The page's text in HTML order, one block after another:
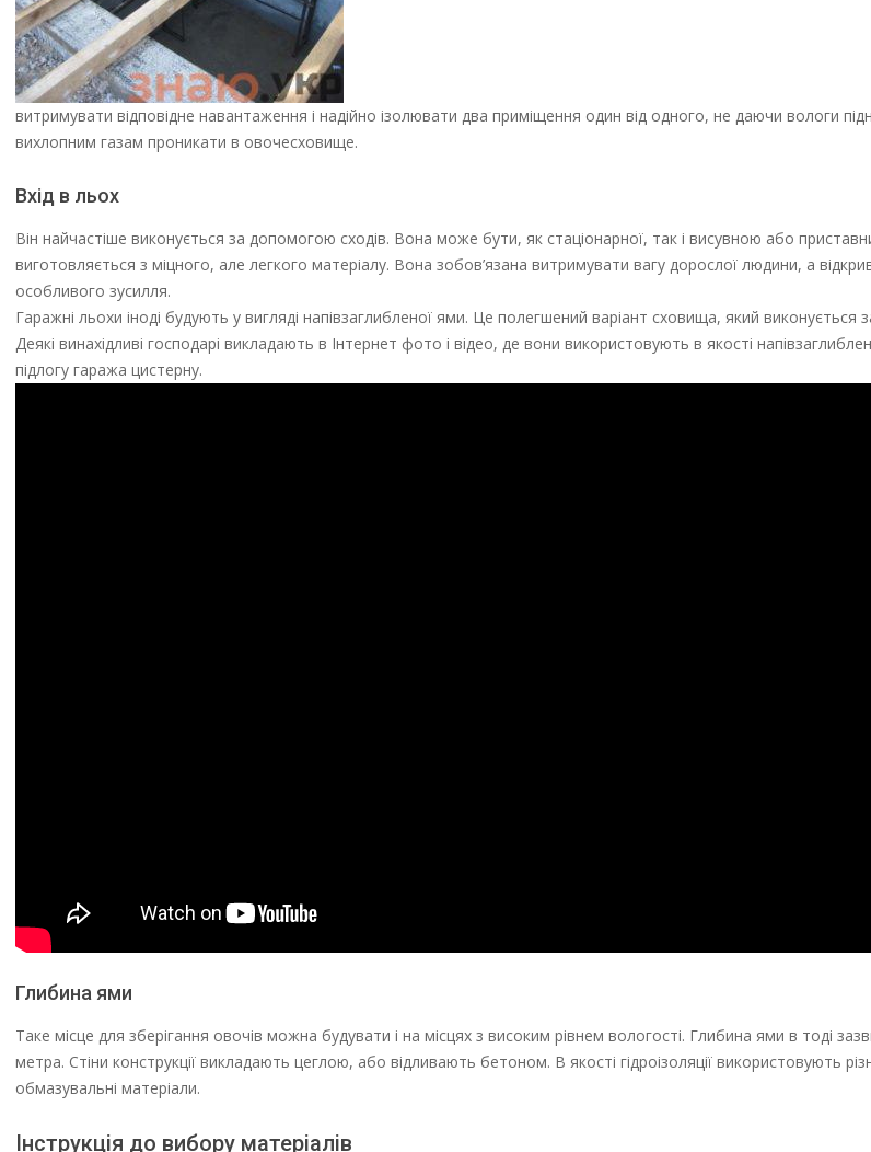
витримувати відповідне навантаження і надійно ізолювати два приміщення один від одного, не даючи вологи
вихлопним газам проникати в овочесховище.
Вхід в льох
Він найчастіше виконується за допомогою сходів. Вона може бути, як стаціонарної, так і висувною або
виготовляється з міцного, але легкого матеріалу. Вона зобов’язана витримувати вагу дорослої людини, а
особливого зусилля.
Гаражні льохи іноді будують у вигляді напівзаглибленої ями. Це полегшений варіант сховища, який виконується
Деякі винахідливі господарі викладають в Інтернет фото і відео, де вони використовують в якості
підлогу гаража цистерну.
Глибина ями
Таке місце для зберігання овочів можна будувати і на місцях з високим рівнем вологості. Глибина ями в тоді
метра. Стіни конструкції викладають цеглою, або відливають бетоном. В якості гідроізоляції використовують
обмазувальні матеріали.
Інструкція до вибору матеріалів